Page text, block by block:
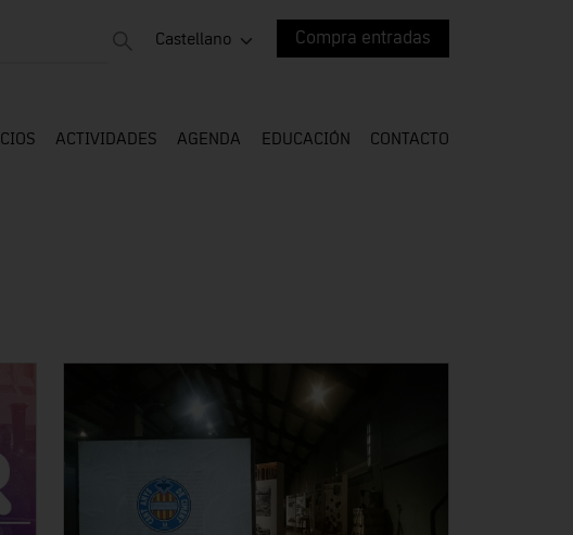
Castellano Compra entradas
ACTIVIDADES AGENDA EDUCACIÓN CONTACTO